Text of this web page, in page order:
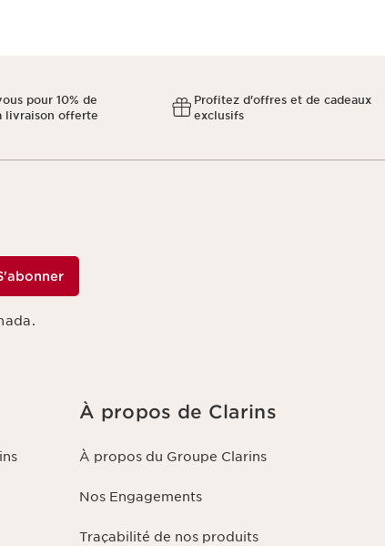
pour 10% de
livraison offerte
Profitez d'offres et de cadeaux
exclusifs
À propos de Clarins
À propos du Groupe Clarins
Nos Engagements
Traçabilité de nos produits